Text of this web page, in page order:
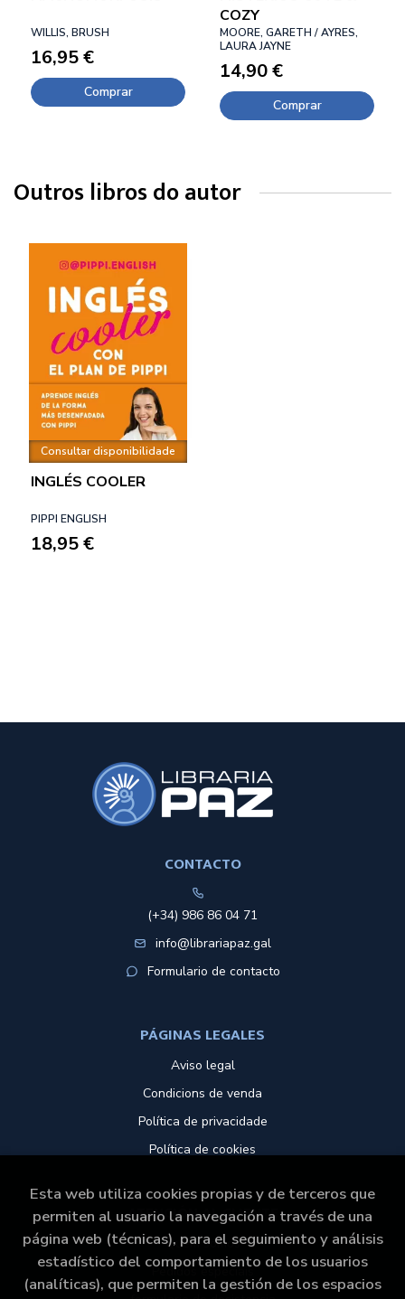
WILLIS, BRUSH
16,95 €
Comprar
COZY
MOORE, GARETH / AYRES,
LAURA JAYNE
14,90 €
Comprar
Outros libros do autor
Consultar disponibilidade
INGLÉS COOLER
PIPPI ENGLISH
18,95 €
CONTACTO
(+34) 986 86 04 71
info@librariapaz.gal
Formulario de contacto
PÁGINAS LEGALES
Aviso legal
Condicions de venda
Política de privacidade
Política de cookies
ATENCIÓN AL CLIENTE
Quem somos
Pedidos especiais
Esta web utiliza cookies propias y de terceros que
permiten al usuario la navegación a través de una
página web (técnicas), para el seguimiento y análisis
estadístico del comportamiento de los usuarios
(analíticas), que permiten la gestión de los espacios